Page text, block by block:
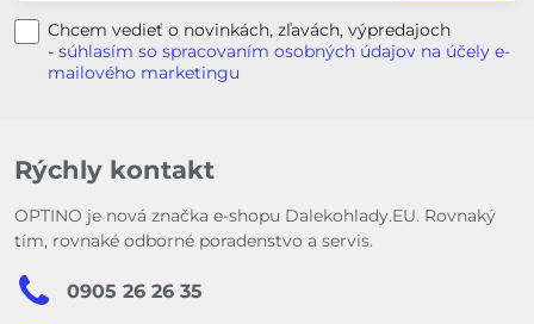
Chcem vedieť o novinkách, zľavách, výpredajoch
- súhlasím so spracovaním osobných údajov na účely e-
mailového marketingu
Rýchly kontakt
OPTINO je nová značka e-shopu Dalekohlady.EU. Rovnaký
tím, rovnaké odborné poradenstvo a servis.
0905 26 26 35